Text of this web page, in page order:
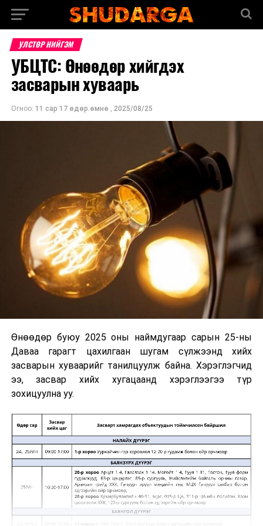
УЛСТӨР НИЙГЭМ
УБЦТС: Өнөөдөр хийгдэх
засварын хуваарь
Огноо: 11 сар 17 өдөр.өмнө , 2025/08/25
Өнөөдөр буюу 2025 оны наймдугаар сарын 25-ны
Даваа гарагт цахилгаан шугам сүлжээнд хийх
засварын хуваарийг танилцуулж байна. Хэрэглэгчид
ээ, засвар хийх хугацаанд хэрэглээгээ түр
зохицуулна уу.